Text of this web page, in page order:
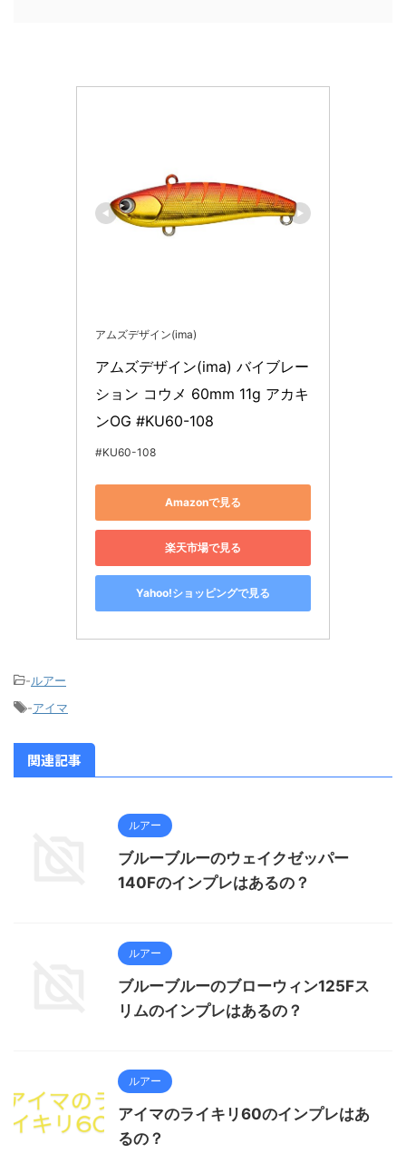
アムズデザイン(ima)
アムズデザイン(ima) バイブレー
ション コウメ 60mm 11g アカキ
ンOG #KU60-108
#KU60-108
Amazonで見る
楽天市場で見る
Yahoo!ショッピングで見る
-ルアー
-アイマ
関連記事
ルアー
ブルーブルーのウェイクゼッパー
140Fのインプレはあるの？
ルアー
ブルーブルーのブローウィン125Fス
リムのインプレはあるの？
ルアー
アイマのライキリ60のインプレはあ
るの？